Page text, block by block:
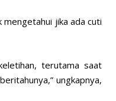
jika ada cuti
terutama saat
ungkapnya,